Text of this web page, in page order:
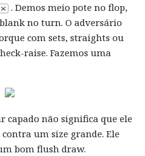
. Demos meio pote no flop,
no turn. O adversário
com sets, straights ou
raise. Fazemos uma
capado não significa que ele
um size grande. Ele
bom flush draw.